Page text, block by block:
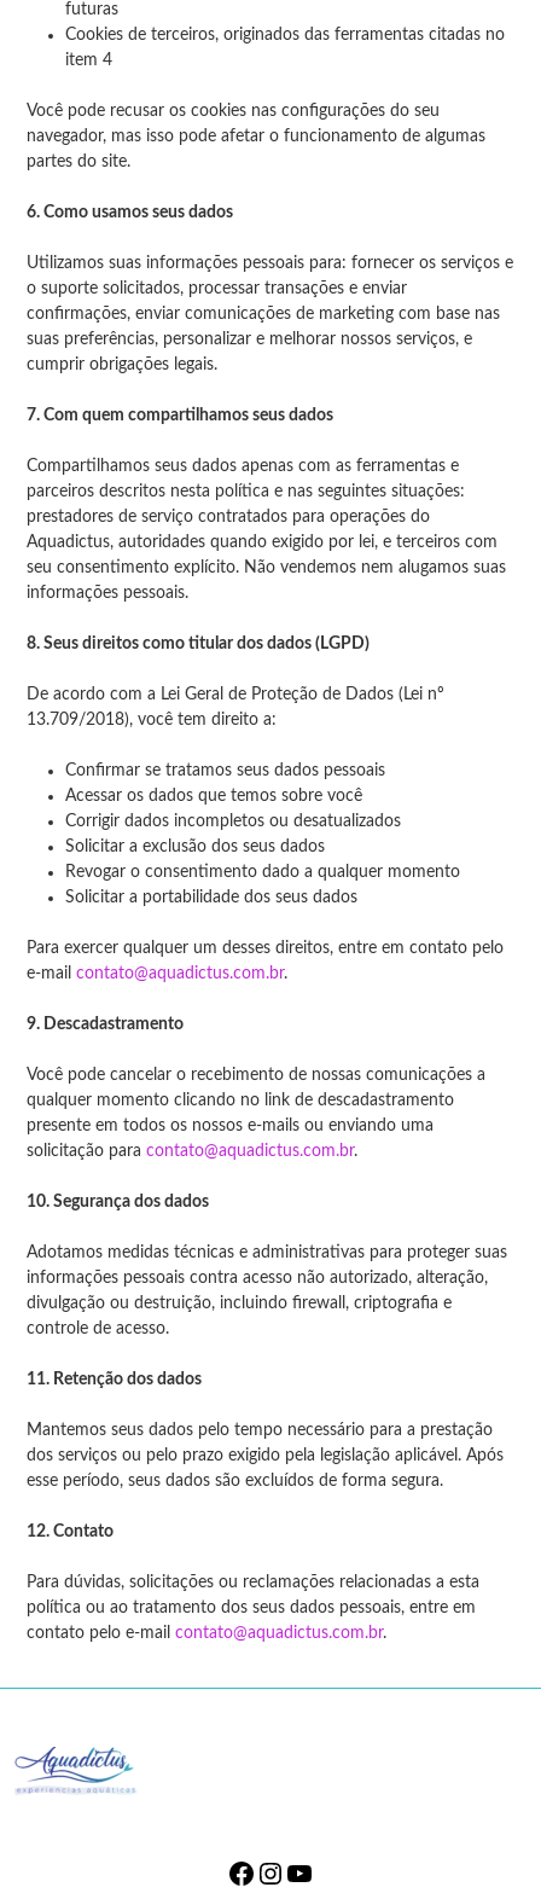
futuras
Cookies de terceiros, originados das ferramentas citadas no
item 4
Você pode recusar os cookies nas configurações do seu
navegador, mas isso pode afetar o funcionamento de algumas
partes do site.
6. Como usamos seus dados
Utilizamos suas informações pessoais para: fornecer os serviços e
o suporte solicitados, processar transações e enviar
confirmações, enviar comunicações de marketing com base nas
suas preferências, personalizar e melhorar nossos serviços, e
cumprir obrigações legais.
7. Com quem compartilhamos seus dados
Compartilhamos seus dados apenas com as ferramentas e
parceiros descritos nesta política e nas seguintes situações:
prestadores de serviço contratados para operações do
Aquadictus, autoridades quando exigido por lei, e terceiros com
seu consentimento explícito. Não vendemos nem alugamos suas
informações pessoais.
8. Seus direitos como titular dos dados (LGPD)
De acordo com a Lei Geral de Proteção de Dados (Lei nº
13.709/2018), você tem direito a:
Confirmar se tratamos seus dados pessoais
Acessar os dados que temos sobre você
Corrigir dados incompletos ou desatualizados
Solicitar a exclusão dos seus dados
Revogar o consentimento dado a qualquer momento
Solicitar a portabilidade dos seus dados
Para exercer qualquer um desses direitos, entre em contato pelo
e-mail contato@aquadictus.com.br.
9. Descadastramento
Você pode cancelar o recebimento de nossas comunicações a
qualquer momento clicando no link de descadastramento
presente em todos os nossos e-mails ou enviando uma
solicitação para contato@aquadictus.com.br.
10. Segurança dos dados
Adotamos medidas técnicas e administrativas para proteger suas
informações pessoais contra acesso não autorizado, alteração,
divulgação ou destruição, incluindo firewall, criptografia e
controle de acesso.
11. Retenção dos dados
Mantemos seus dados pelo tempo necessário para a prestação
dos serviços ou pelo prazo exigido pela legislação aplicável. Após
esse período, seus dados são excluídos de forma segura.
12. Contato
Para dúvidas, solicitações ou reclamações relacionadas a esta
política ou ao tratamento dos seus dados pessoais, entre em
contato pelo e-mail contato@aquadictus.com.br.